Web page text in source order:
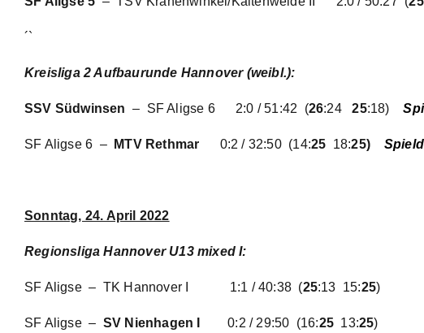
´`
Kreisliga 2 Aufbaurunde Hannover (weibl.):
SSV Südwinsen – SF Aligse 6 2:0 / 51:42 (26:2425:18)
SF Aligse 6 – MTV Rethmar 0:2 / 32:50 (14:25 18:25)
Sonntag, 24. April 2022
Regionsliga Hannover U13 mixed I:
SF Aligse – TK Hannover I 1:1 / 40:38 (25:13 15:25)
SF Aligse – SV Nienhagen I 0:2 / 29:50 (16:25 13:25)